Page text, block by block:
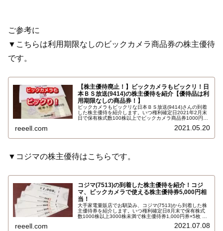
ご参考に
▼こちらは利用期限なしのビックカメラ商品券の株主優待
です。
【株主優待廃止！】ビックカメラもビックリ！日
本ＢＳ放送(9414)の株主優待を紹介【優待品は利
用期限なしの商品券！】
ビックカメラもビックリな日本ＢＳ放送(9414)さんの到着
した株主優待を紹介します。いつ権利確定日2021年2月末
日で保有株式数100株以上でビックカメラ商品券1000円1
マ、ソフマップ、ビックアウトレット、ビック酒販)各店、
reeell.com 2021.05.20
▼コジマの株主優待はこちらです。
コジマ(7513)の到着した株主優待を紹介！コジ
マ、ビックカメラで使える株主優待券5,000円相
当！
大手家電量販店でお馴染み、コジマ(7513)から到着した株
主優待券を紹介します。いつ権利確定日8月末で保有株式
数1000株以上3000株未満で株主優待券1,000円券×5枚 合
ト、ビックカメラ、ソフマップ、ビックカメラアウトレッ
reeell.com 2021.07.08